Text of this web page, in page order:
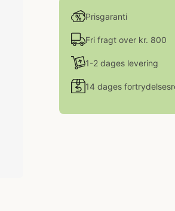
Prisgaranti
Fri fragt over kr. 800
1-2 dages levering
14 dages